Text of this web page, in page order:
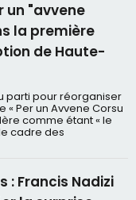
un "avvene
la première
de Haute-
parti pour réorganiser
Per un Avvene Corsu
comme étant « le
cadre des
: Francis Nadizi